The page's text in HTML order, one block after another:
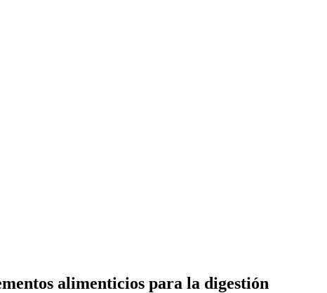
alimenticios para la digestión